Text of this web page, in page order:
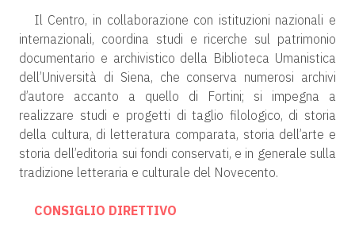
Il Centro, in collaborazione con istituzioni nazionali e
internazionali, coordina studi e ricerche sul patrimonio
documentario e archivistico della Biblioteca Umanistica
dell’Università di Siena, che conserva numerosi archivi
d’autore accanto a quello di Fortini; si impegna a
realizzare studi e progetti di taglio filologico, di storia
della cultura, di letteratura comparata, storia dell’arte e
storia dell’editoria sui fondi conservati, e in generale sulla
tradizione letteraria e culturale del Novecento.
CONSIGLIO DIRETTIVO